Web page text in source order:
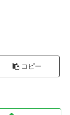
コピー